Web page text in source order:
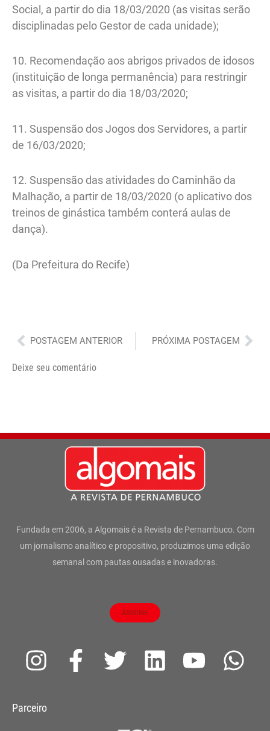
Social, a partir do dia 18/03/2020 (as visitas serão
disciplinadas pelo Gestor de cada unidade);
10. Recomendação aos abrigos privados de idosos
(instituição de longa permanência) para restringir
as visitas, a partir do dia 18/03/2020;
11. Suspensão dos Jogos dos Servidores, a partir
de 16/03/2020;
12. Suspensão das atividades do Caminhão da
Malhação, a partir de 18/03/2020 (o aplicativo dos
treinos de ginástica também conterá aulas de
dança).
(Da Prefeitura do Recife)
Anterior
POSTAGEM ANTERIOR PRÓXIMA POSTAGEM
Deixe seu comentário
Fundada em 2006, a Algomais é a Revista de Pernambuco. Com
um jornalismo analítico e propositivo, produzimos uma edição
semanal com pautas ousadas e inovadoras.
ASSINE
I
s
F
a
T
L
Y
W
Parceiro